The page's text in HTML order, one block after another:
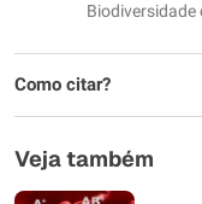
Biodiversidade
Como citar?
Veja também